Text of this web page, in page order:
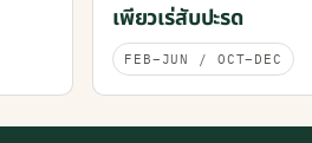
เพียวเร่สับปะรด
FEB–JUN / OCT–DEC